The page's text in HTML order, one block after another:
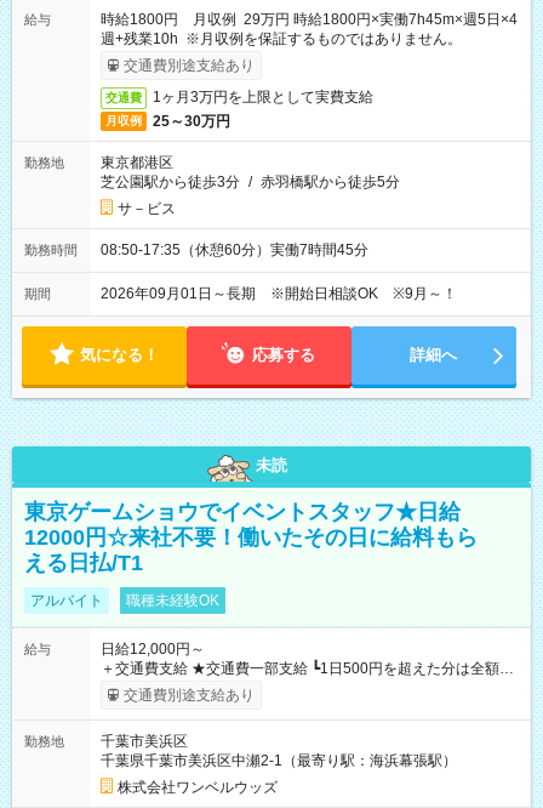
給与
時給1800円 月収例 29万円 時給1800円×実働7h45m×週5日×4
週+残業10h ※月収例を保証するものではありません。
交通費別途支給あり
交通費 1ヶ月3万円を上限として実費支給
月収例 25～30万円
勤務地
東京都港区
芝公園駅から徒歩3分 / 赤羽橋駅から徒歩5分
サ－ビス
勤務時間 08:50-17:35（休憩60分）実働7時間45分
期間 2026年09月01日～長期 ※開始日相談OK ※9月～！
気になる！ 応募する 詳細へ
未読
東京ゲームショウでイベントスタッフ★日給
12000円☆来社不要！働いたその日に給料もら
える日払/T1
アルバイト 職種未経験OK
給与
日給12,000円～
＋交通費支給 ★交通費一部支給 ┗1日500円を超えた分は全額支
給！ ※往復500円以内の方は自己負担となります ★日払いOK！
（規定あり） ┗働いたその日に現金GET♪ お仕事後はコンビニ
なし
交通費別途支給あり
勤務地
千葉市美浜区
千葉県千葉市美浜区中瀬2-1（最寄り駅：海浜幕張駅）
株式会社ワンベルウッズ